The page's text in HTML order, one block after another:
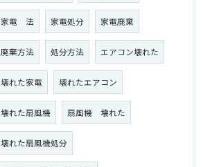
家電 法 家電処分 家電廃棄
廃棄方法 処分方法 エアコン壊れた
壊れた家電 壊れたエアコン
壊れた扇風機 扇風機 壊れた
壊れた扇風機処分